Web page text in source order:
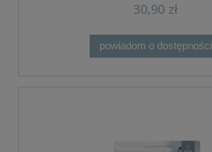
30,90 zł
powiadom o dostępności